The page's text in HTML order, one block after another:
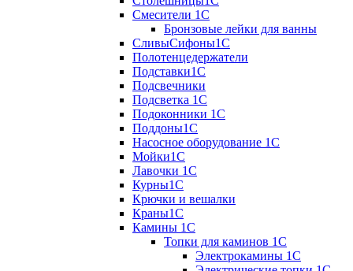
Смесители 1С
Бронзовые лейки для ванны
СливыСифоны1С
Полотенцедержатели
Подставки1С
Подсвечники
Подсветка 1С
Подоконники 1С
Поддоны1С
Насосное оборудование 1С
Мойки1С
Лавочки 1С
Курны1С
Крючки и вешалки
Краны1С
Камины 1C
Топки для каминов 1C
Электрокамины 1С